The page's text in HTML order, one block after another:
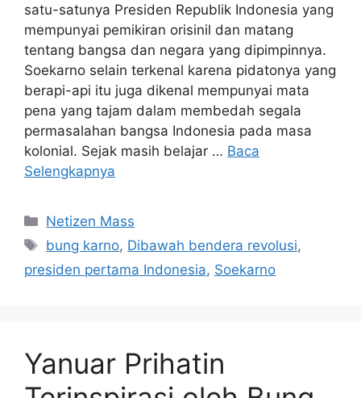
satu-satunya Presiden Republik Indonesia yang
mempunyai pemikiran orisinil dan matang
tentang bangsa dan negara yang dipimpinnya.
Soekarno selain terkenal karena pidatonya yang
berapi-api itu juga dikenal mempunyai mata
pena yang tajam dalam membedah segala
permasalahan bangsa Indonesia pada masa
kolonial. Sejak masih belajar … Baca
Selengkapnya
Kategori
Netizen Mass
Tag
bung karno, Dibawah bendera revolusi,
presiden pertama Indonesia, Soekarno
Yanuar Prihatin